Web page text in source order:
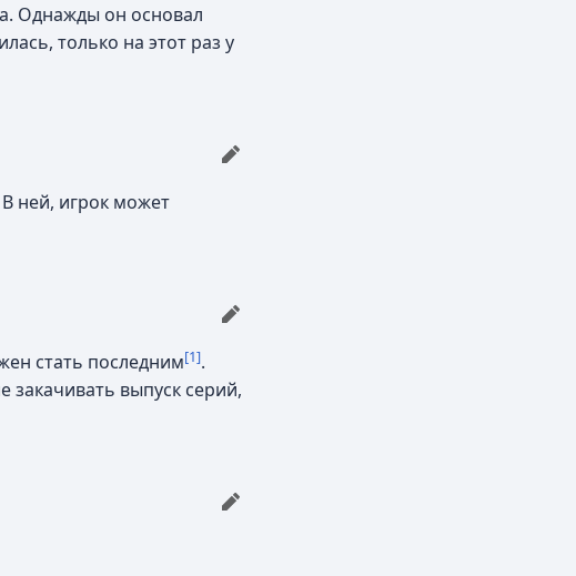
Однажды он основал
только на этот раз у
ней, игрок может
стать последним[1].
выпуск серий,